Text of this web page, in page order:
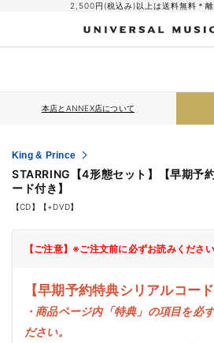
2,500円(税込み)以上は送料無料＊離
本店とANNEX店について
King & Prince
STARRING【4形態セット】【早期予
ード付き】
【CD】【+DVD】
【ご注意】※ご注文前に必ずお読みください
【早期予約特典シリアルコード
・商品ページ内「特典」の項目を必
ださい。